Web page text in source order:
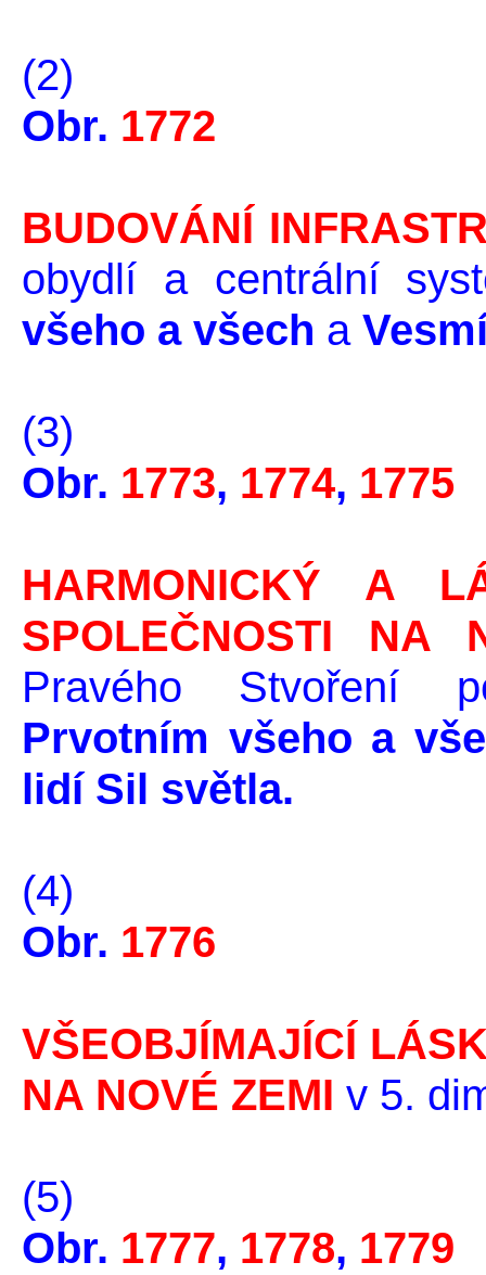
(2)
Obr. 1772
BUDOVÁNÍ
obydlí a centrální
všeho a všech a
(3)
Obr. 1773, 1774, 1775
HARMONICKÝ A
SPOLEČNOSTI
Pravého Stvoření
Prvotním všeho a
lidí Sil světla.
(4)
Obr. 1776
VŠEOBJÍMAJÍCÍ
NA NOVÉ ZEMI v 5.
(5)
Obr. 1777, 1778, 1779